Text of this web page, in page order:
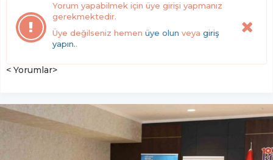
Yorum yapabilmek için üye girişi yapmanız
gerekmektedir.
Üye değilseniz hemen üye olun veya giriş
yapın..
< Yorumlar>